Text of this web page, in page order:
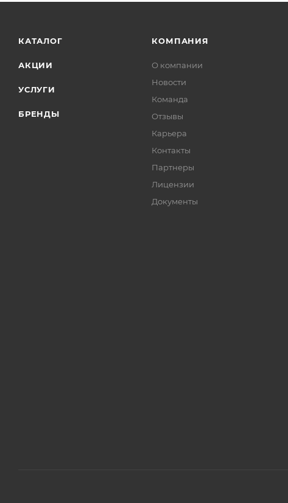
КАТАЛОГ
АКЦИИ
УСЛУГИ
БРЕНДЫ
КОМПАНИЯ
О компании
Новости
Команда
Отзывы
Карьера
Контакты
Партнеры
Лицензии
Документы